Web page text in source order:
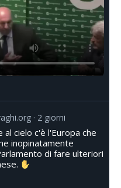
2 giorni
al cielo c'è l'Europa che
inopinatamente
di fare ulteriori